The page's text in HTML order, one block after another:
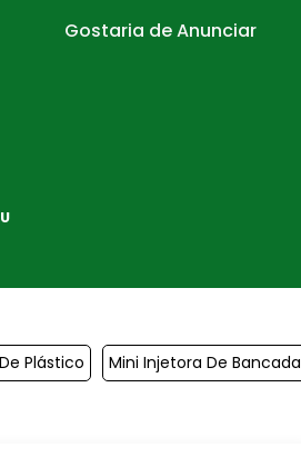
Gostaria de Anunciar
Plástico Mini Injetora De Bancada